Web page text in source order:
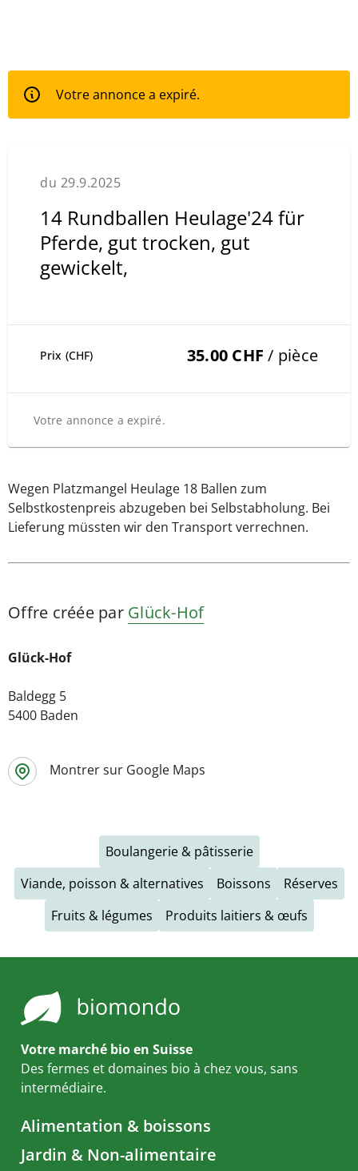
Votre annonce a expiré.
du 29.9.2025
14 Rundballen Heulage'24 für
Pferde, gut trocken, gut
gewickelt,
Prix (CHF) 35.00 CHF / pièce
Votre annonce a expiré.
Wegen Platzmangel Heulage 18 Ballen zum
Selbstkostenpreis abzugeben bei Selbstabholung. Bei
Lieferung müssten wir den Transport verrechnen.
Offre créée par Glück-Hof
Glück-Hof
Baldegg 5
5400 Baden
Montrer sur Google Maps
Boulangerie & pâtisserie
Viande, poisson & alternatives
Boissons
Réserves
Fruits & légumes
Produits laitiers & œufs
Votre marché bio en Suisse
Des fermes et domaines bio à chez vous, sans
intermédiaire.
Alimentation & boissons
Jardin & Non-alimentaire